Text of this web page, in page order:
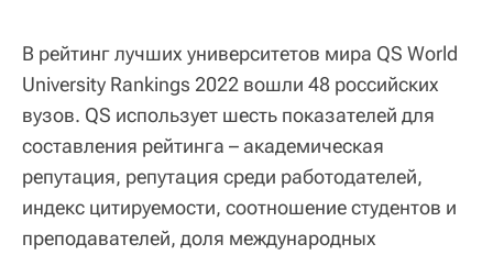
В рейтинг лучших университетов мира QS World
University Rankings 2022 вошли 48 российских
вузов. QS использует шесть показателей для
составления рейтинга – академическая
репутация, репутация среди работодателей,
индекс цитируемости, соотношение студентов и
преподавателей, доля международных